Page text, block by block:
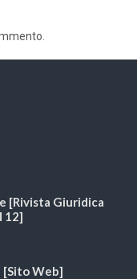
[Rivista Giuridica
12]
[Sito Web]